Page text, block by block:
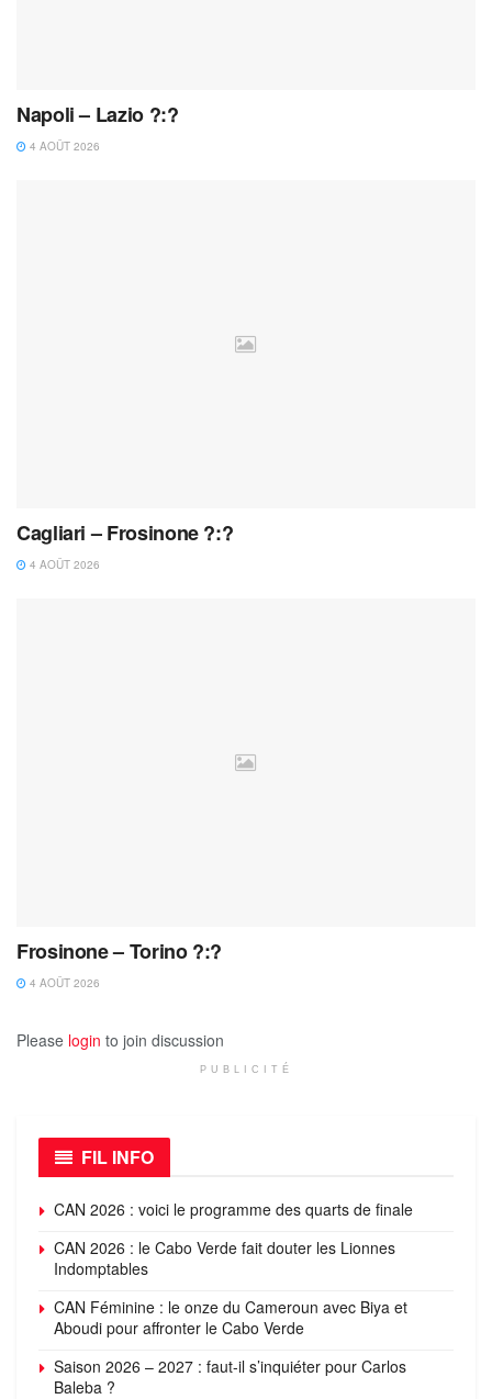
Napoli – Lazio ?:?
4 AOÛT 2026
Cagliari – Frosinone ?:?
4 AOÛT 2026
Frosinone – Torino ?:?
4 AOÛT 2026
Please login to join discussion
PUBLICITÉ
FIL INFO
CAN 2026 : voici le programme des quarts de finale
CAN 2026 : le Cabo Verde fait douter les Lionnes
Indomptables
CAN Féminine : le onze du Cameroun avec Biya et
Aboudi pour affronter le Cabo Verde
Saison 2026 – 2027 : faut-il s’inquiéter pour Carlos
Baleba ?